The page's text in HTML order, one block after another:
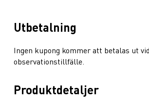
Utbetalning
Ingen kupong kommer att betalas ut
observationstillfälle.
Produktdetaljer